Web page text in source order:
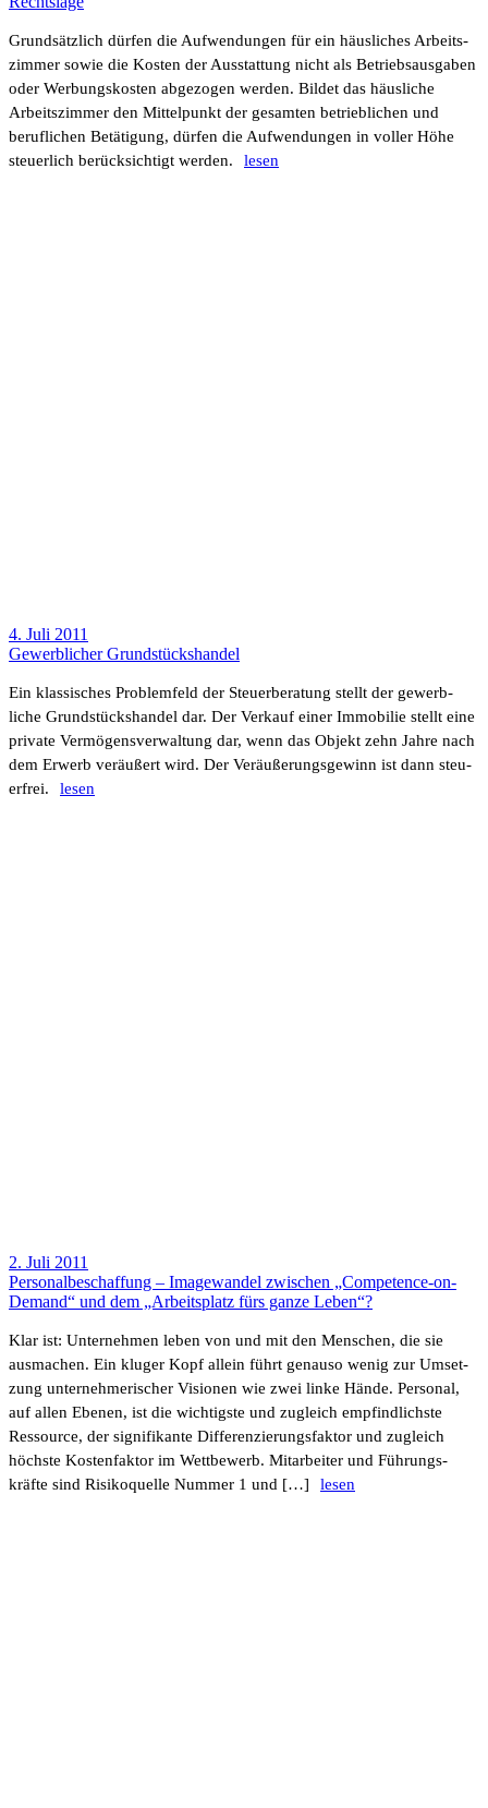
Grund­sätz­lich dürfen die Aufwen­dungen für ein häus­li­ches Arbeits­
zimmer sowie die Kosten der Ausstat­tung nicht als Betriebs­aus­gaben
oder Werbungs­kosten abge­zogen werden. Bildet das häus­liche
Arbeits­zimmer den Mittel­punkt der gesamten betrieb­li­chen und
beruf­li­chen Betä­ti­gung, dürfen die Aufwen­dungen in voller Höhe
steu­er­lich berück­sich­tigt werden.
lesen
4. Juli 2011
Gewerb­li­cher Grund­stücks­handel
Ein klas­si­sches Problem­feld der Steuer­beratung stellt der gewerb­
liche Grund­stücks­handel dar. Der Verkauf einer Immo­bilie stellt eine
private Vermö­gens­ver­wal­tung dar, wenn das Objekt zehn Jahre nach
dem Erwerb veräu­ßert wird. Der Veräu­ße­rungs­ge­winn ist dann steu­
er­frei.
lesen
2. Juli 2011
Perso­nal­be­schaf­fung – Image­wandel zwischen „Compe­­tence-on-
Demand“ und dem „Arbeits­platz fürs ganze Leben“?
Klar ist: Unter­nehmen leben von und mit den Menschen, die sie
ausma­chen. Ein kluger Kopf allein führt genauso wenig zur Umset­
zung unter­neh­me­ri­scher Visionen wie zwei linke Hände. Personal,
auf allen Ebenen, ist die wich­tigste und zugleich empfind­lichste
Ressource, der signi­fi­kante Diffe­ren­zie­rungs­faktor und zugleich
höchste Kosten­faktor im Wett­be­werb. Mitar­beiter und Führungs­
kräfte sind Risi­ko­quelle Nummer 1 und […]
lesen